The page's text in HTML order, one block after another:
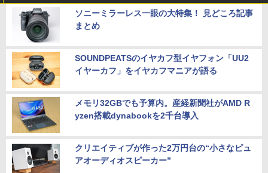
ソニーミラーレス一眼の大特集！ 見どころ記事
まとめ
SOUNDPEATSのイヤカフ型イヤフォン「UU2
イヤーカフ」をイヤカフマニアが語る
メモリ32GBでも予算内。産経新聞社がAMD R
yzen搭載dynabookを2千台導入
クリエイティブが作った2万円台の“小さなピュ
アオーディオスピーカー”